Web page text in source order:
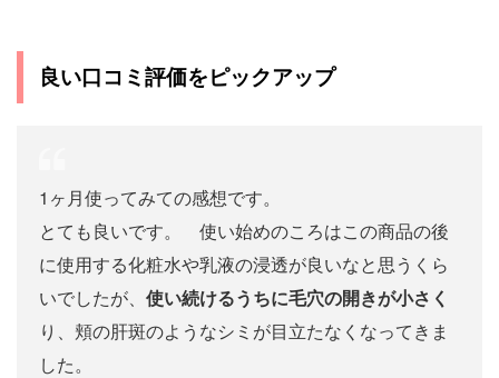
良い口コミ評価をピックアップ
1ヶ月使ってみての感想です。
とても良いです。 使い始めのころはこの商品の後
に使用する化粧水や乳液の浸透が良いなと思うくら
いでしたが、 使い続けるうちに毛穴の開きが小さく
り、頬の肝斑のようなシミが目立たなくなってきま
した。